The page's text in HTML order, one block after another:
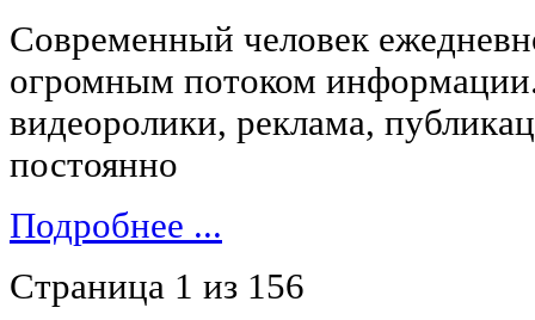
Современный человек
огромным потоком
видеоролики, реклама,
постоянно
Подробнее ...
Страница 1 из 156